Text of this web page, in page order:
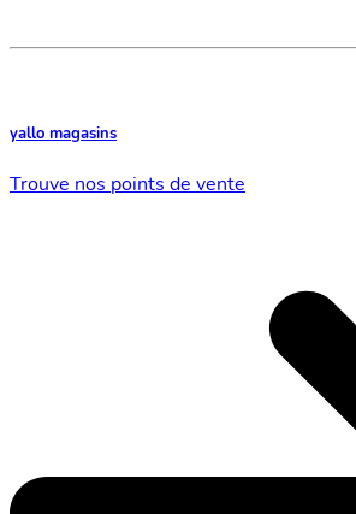
yallo magasins
Trouve nos points de vente